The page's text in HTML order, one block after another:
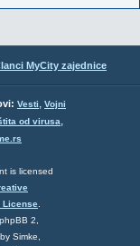
MyCity zajednice
Vesti, Vojni
od virusa,
is licensed
License
2,
Simke,